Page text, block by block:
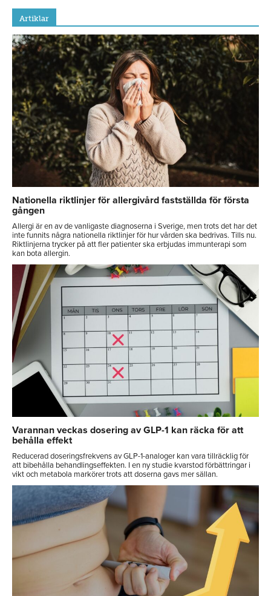
Artiklar
Nationella riktlinjer för allergivård fastställda för första
gången
Allergi är en av de vanligaste diagnoserna i Sverige, men trots det har det
inte funnits några nationella riktlinjer för hur vården ska bedrivas. Tills nu.
Riktlinjerna trycker på att fler patienter ska erbjudas immunterapi som
kan bota allergin.
Varannan veckas dosering av GLP-1 kan räcka för att
behålla effekt
Reducerad doseringsfrekvens av GLP-1-analoger kan vara tillräcklig för
att bibehålla behandlingseffekten. I en ny studie kvarstod förbättringar i
vikt och metabola markörer trots att doserna gavs mer sällan.